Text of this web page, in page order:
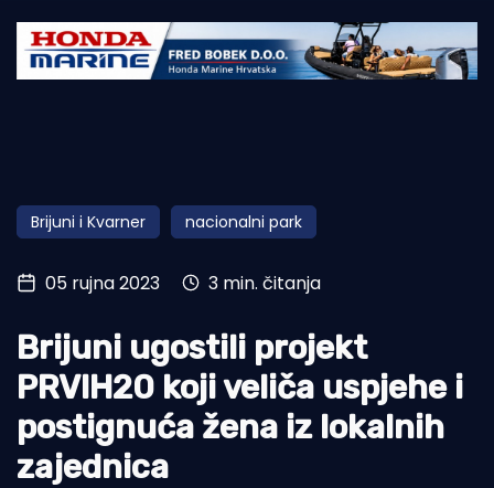
Početna
Obala
Otoci
Turizam i nautika
Pomorstvo
Ribolov
Ekologija
Tradicija i kultura
Brijuni i Kvarner nacionalni park
05 rujna 2023 3 min. čitanja
Brijuni ugostili projekt
PRVIH20 koji veliča uspjehe i
postignuća žena iz lokalnih
zajednica